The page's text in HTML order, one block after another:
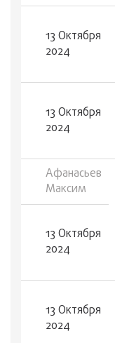
13 Октября
2024
13 Октября
2024
Афанасьев
Максим
13 Октября
2024
13 Октября
2024